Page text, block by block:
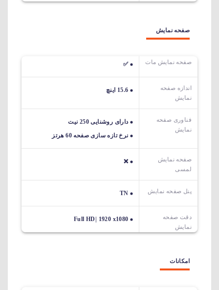
صفحه نمایش
صفحه نمایش مات ✅
اندازه صفحه
نمایش
15.6 اینچ
فناوری صفحه
نمایش
دارای روشنایی 250 نیت
نرخ تازه سازی صفحه 60 هرتز
صفحه نمایش
لمسی
❌
پنل صفحه نمایش TN
دقت صفحه
نمایش
Full HD| 1920 x1080
امکانات